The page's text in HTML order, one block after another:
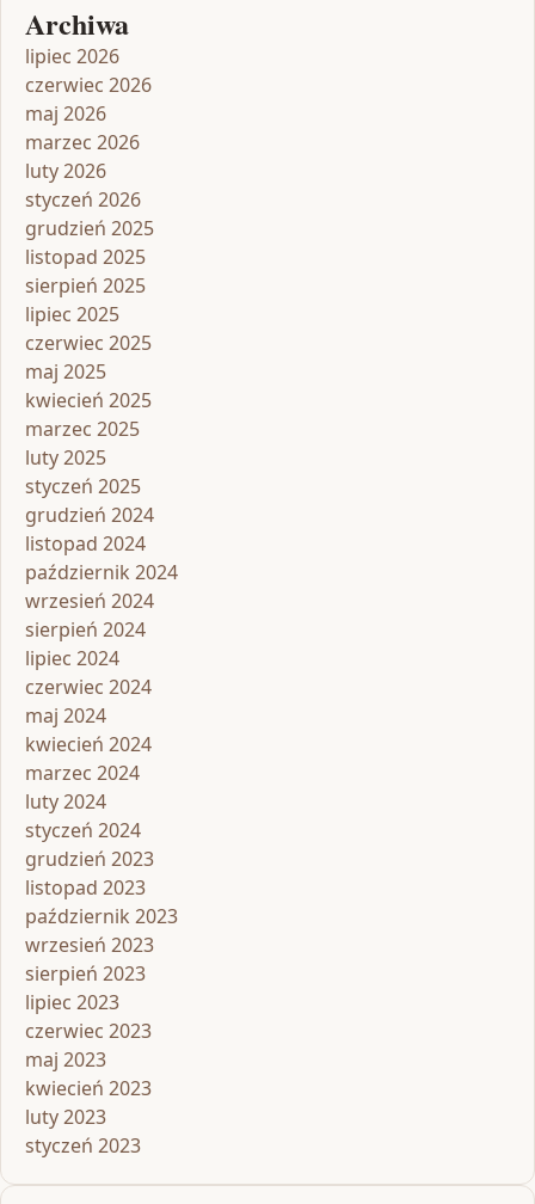
Archiwa
lipiec 2026
czerwiec 2026
maj 2026
marzec 2026
luty 2026
styczeń 2026
grudzień 2025
listopad 2025
sierpień 2025
lipiec 2025
czerwiec 2025
maj 2025
kwiecień 2025
marzec 2025
luty 2025
styczeń 2025
grudzień 2024
listopad 2024
październik 2024
wrzesień 2024
sierpień 2024
lipiec 2024
czerwiec 2024
maj 2024
kwiecień 2024
marzec 2024
luty 2024
styczeń 2024
grudzień 2023
listopad 2023
październik 2023
wrzesień 2023
sierpień 2023
lipiec 2023
czerwiec 2023
maj 2023
kwiecień 2023
luty 2023
styczeń 2023